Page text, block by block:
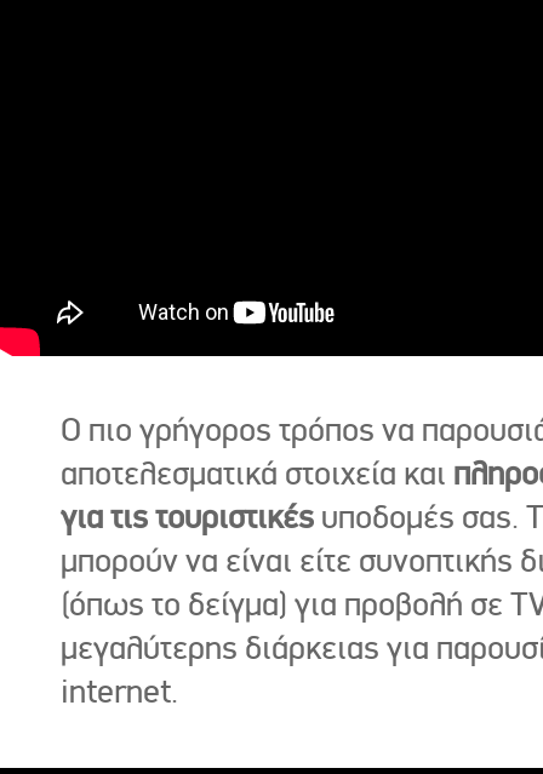
Ο πιο γρήγορος τρόπος να
αποτελεσματικά στοιχεία και
για τις τουριστικές υποδομές σας.
μπορούν να είναι είτε συνοπτικής
(όπως το δείγμα) για προβολή σε
μεγαλύτερης διάρκειας για
internet.